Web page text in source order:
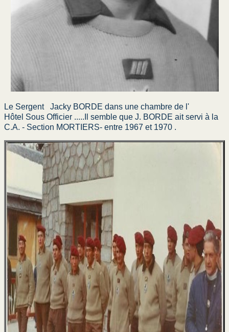
La Meilleur façon
Manuel et moniteur
Goliath chien para
Saint Michel
La prière du para
LES BERETS ROUGES
LES NUMEROS DE BREVETS PARACHUTISTES MILITAIRES
Les quilles du 1er RCP
Gaines individuelles
Poignards au 1ere RCP
Les livres 1er RCP
Le Sergent Jacky BORDE dans une chambre de l'
Hôtel Sous Officier .....Il semble que J. BORDE ait servi à la
C.A. - Section MORTIERS- entre 1967 et 1970 .